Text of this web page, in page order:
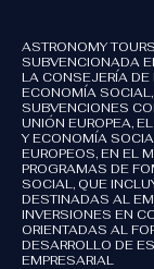
ASTRONOMY
SUBVENCIONADA
LA CONSEJERÍA DE
ECONOMÍA
SUBVENCIONES
UNIÓN EUROPEA,
Y ECONOMÍA
EUROPEOS, EN EL
PROGRAMAS DE
SOCIAL, QUE
DESTINADAS AL
INVERSIONES EN
ORIENTADAS AL
DESARROLLO DE
EMPRESARIAL